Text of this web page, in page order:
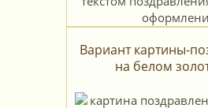
Вариант картины-
на белом